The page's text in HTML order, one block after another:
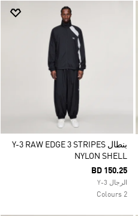
بنطال Y-3 RAW EDGE 3 STRIPES
NYLON SHELL
BD 150.25
الرجال Y-3
2 Colours